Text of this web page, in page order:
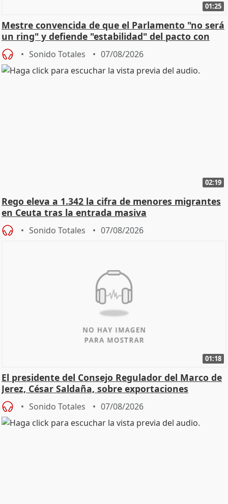
01:25
Mestre convencida de que el Parlamento "no será
un ring" y defiende "estabilidad" del pacto con
Vox
Sonido Totales 07/08/2026
02:19
Rego eleva a 1.342 la cifra de menores migrantes
en Ceuta tras la entrada masiva
Sonido Totales 07/08/2026
01:18
El presidente del Consejo Regulador del Marco de
Jerez, César Saldaña, sobre exportaciones
Sonido Totales 07/08/2026